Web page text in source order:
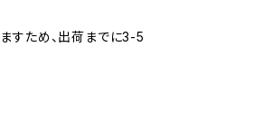
すため、出荷までに3-5